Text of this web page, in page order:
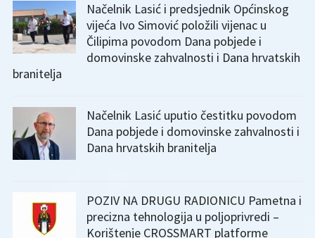
Načelnik Lasić i predsjednik Općinskog
vijeća Ivo Simović položili vijenac u
Čilipima povodom Dana pobjede i
domovinske zahvalnosti i Dana hrvatskih
branitelja
Načelnik Lasić uputio čestitku povodom
Dana pobjede i domovinske zahvalnosti i
Dana hrvatskih branitelja
POZIV NA DRUGU RADIONICU Pametna i
precizna tehnologija u poljoprivredi –
Korištenje CROSSMART platforme